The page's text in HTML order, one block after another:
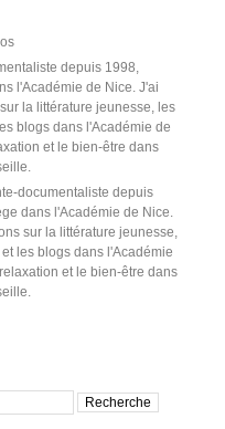
documentaliste depuis
dans l'Académie de Nice.
sur la littérature jeunesse,
les blogs dans l'Académie
et le bien-être dans